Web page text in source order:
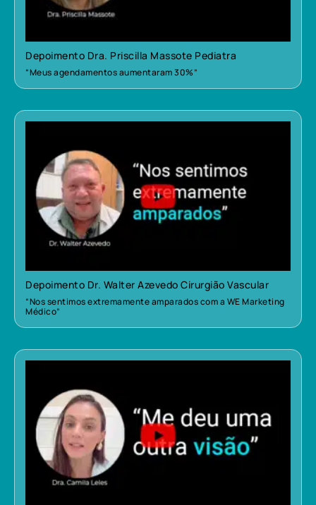
Depoimento Dra. Priscilla Massote Pediatra
“Meus agendamentos aumentaram 30%”
Depoimento Dr. Walter Azevedo Cirurgião Vascular
“Nos sentimos extremamente amparados com a WE Marketing
Médico”